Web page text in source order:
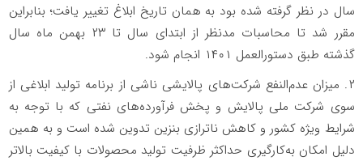
سال در نظر گرفته شده بود به همان تاریخ ابلاغ تغییر یافت؛ بنابراین
مقرر شد تا محاسبات مدنظر از ابتدای سال تا ۲۳ بهمن ماه سال
گذشته طبق دستورالعمل ۱۴۰۱ انجام شود.
۲. میزان عدم‌النفع شرکت‌های پالایشی ناشی از برنامه تولید ابلاغی از
سوی شرکت ملی پالایش و پخش فرآورده‌های نفتی که با توجه به
شرایط ویژه کشور و کاهش ناترازی بنزین تدوین شده است و به همین
دلیل امکان به‌کارگیری حداکثر ظرفیت تولید محصولات با کیفیت بالاتر